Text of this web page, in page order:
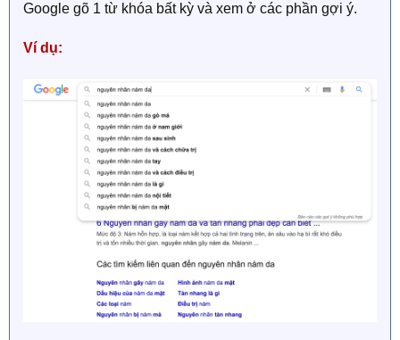
Google gõ 1 từ khóa bất kỳ và xem ở các phần gợi ý.
Ví dụ: